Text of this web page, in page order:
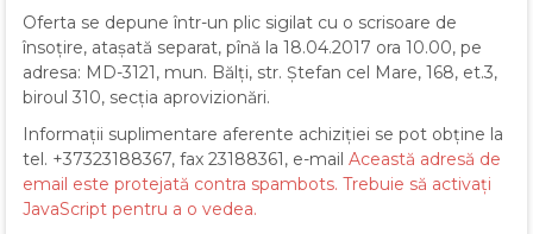
Oferta se depune într-un plic sigilat cu o scrisoare de
însoţire, atașată separat, pînă la 18.04.2017 ora 10.00, pe
adresa: MD-3121, mun. Bălţi, str. Ștefan cel Mare, 168, et.3,
biroul 310, secţia aprovizionări.
Informaţii suplimentare aferente achiziţiei se pot obţine la
tel. +37323188367, fax 23188361, e-mail Această adresă de
email este protejată contra spambots. Trebuie să activați
JavaScript pentru a o vedea.